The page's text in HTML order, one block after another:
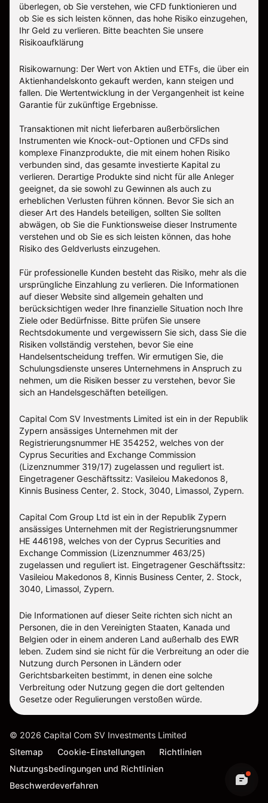
überlegen, ob Sie verstehen, wie CFD funktionieren und
ob Sie es sich leisten können, das hohe Risiko einzugehen,
Ihr Geld zu verlieren. Bitte beachten Sie unsere
Risikoaufklärung
Risikowarnung: Der Wert von Aktien und ETFs, die über ein
Aktienhandelskonto gekauft werden, kann steigen und
fallen. Die Wertentwicklung in der Vergangenheit ist keine
Garantie für zukünftige Ergebnisse.
Transaktionen mit nicht lieferbaren außerbörslichen
Instrumenten wie Knock-out-Optionen und CFDs sind
komplexe Finanzprodukte, die mit einem hohen Risiko
verbunden sind, das gesamte investierte Kapital zu
verlieren. Derartige Produkte sind nicht für alle Anleger
geeignet, da sie sowohl zu Gewinnen als auch zu
erheblichen Verlusten führen können. Bevor Sie sich an
dieser Art des Handels beteiligen, sollten Sie sollten
abwägen, ob Sie die Funktionsweise dieser Instrumente
verstehen und ob Sie es sich leisten können, das hohe
Risiko des Geldverlusts einzugehen.
Für professionelle Kunden besteht das Risiko, mehr als die
ursprüngliche Einzahlung zu verlieren. Die Informationen
auf dieser Website sind allgemein gehalten und
berücksichtigen weder Ihre finanzielle Situation noch Ihre
Ziele oder Bedürfnisse. Bitte prüfen Sie unsere
Rechtsdokumente und vergewissern Sie sich, dass Sie die
Risiken vollständig verstehen, bevor Sie eine
Handelsentscheidung treffen. Wir ermutigen Sie, die
Schulungsdienste unseres Unternehmens in Anspruch zu
nehmen, um die Risiken besser zu verstehen, bevor Sie
sich an Handelsgeschäften beteiligen.
Capital Com SV Investments Limited ist ein in der Republik
Zypern ansässiges Unternehmen mit der
Registrierungsnummer HE 354252, welches von der
Cyprus Securities and Exchange Commission
(Lizenznummer 319/17) zugelassen und reguliert ist.
Eingetragener Geschäftssitz: Vasileiou Makedonos 8,
Kinnis Business Center, 2. Stock, 3040, Limassol, Zypern.
Capital Com Group Ltd ist ein in der Republik Zypern
ansässiges Unternehmen mit der Registrierungsnummer
ΗΕ 446198, welches von der Cyprus Securities and
Exchange Commission (Lizenznummer 463/25)
zugelassen und reguliert ist. Eingetragener Geschäftssitz:
Vasileiou Makedonos 8, Kinnis Business Center, 2. Stock,
3040, Limassol, Zypern.
Die Informationen auf dieser Seite richten sich nicht an
Personen, die in den Vereinigten Staaten, Kanada und
Belgien oder in einem anderen Land außerhalb des EWR
leben. Zudem sind sie nicht für die Verbreitung an oder die
Nutzung durch Personen in Ländern oder
Gerichtsbarkeiten bestimmt, in denen eine solche
Verbreitung oder Nutzung gegen die dort geltenden
Gesetze oder Regulierungen verstoßen würde.
© 2026 Capital Com SV Investments Limited
Sitemap
Cookie-Einstellungen
Richtlinien
Nutzungsbedingungen und Richtlinien
Beschwerdeverfahren